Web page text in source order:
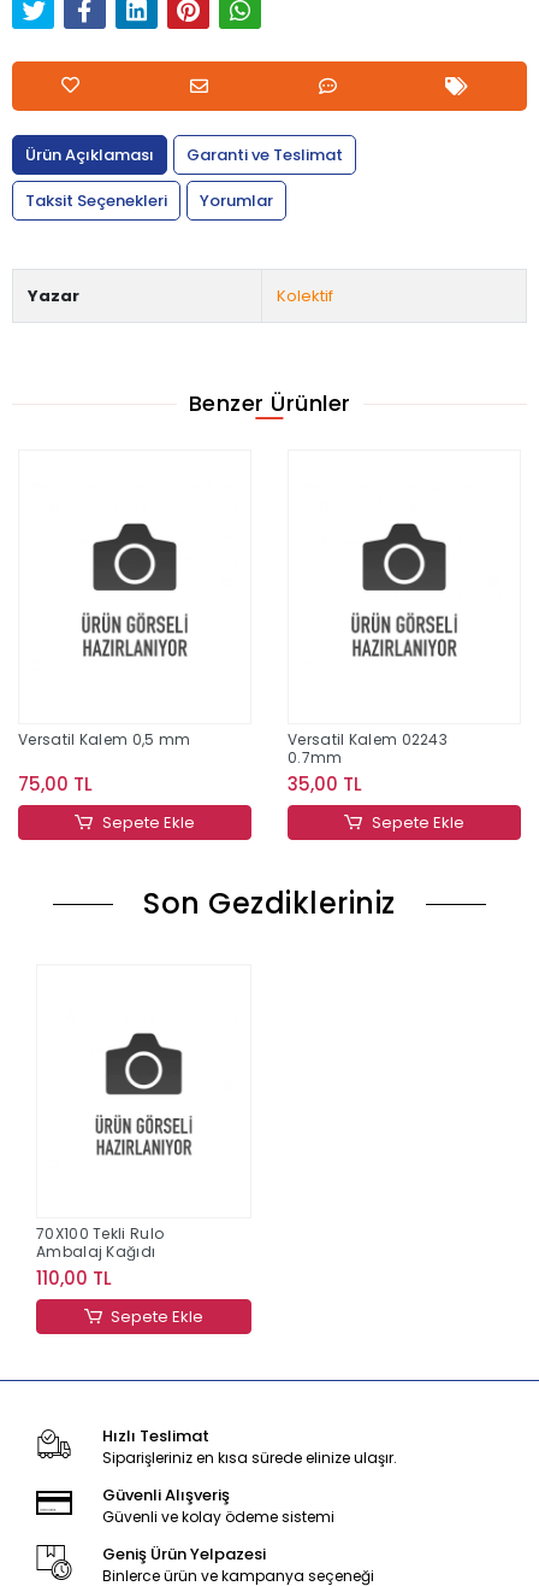
Ürün Açıklaması
Garanti ve Teslimat
Taksit Seçenekleri
Yorumlar
Yazar Kolektif
Benzer Ürünler
Versatil Kalem 0,5 mm
75,00 TL
Sepete Ekle
Versatil Kalem 02243
0.7mm
35,00 TL
Sepete Ekle
Son Gezdikleriniz
70X100 Tekli Rulo
Ambalaj Kağıdı
110,00 TL
Sepete Ekle
Hızlı Teslimat
Siparişleriniz en kısa sürede elinize ulaşır.
Güvenli Alışveriş
Güvenli ve kolay ödeme sistemi
Geniş Ürün Yelpazesi
Binlerce ürün ve kampanya seçeneği